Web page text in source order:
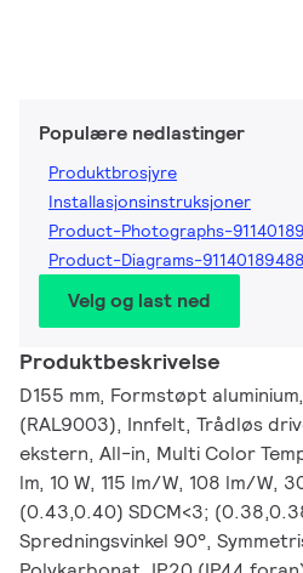
Populære nedlastinger
Produktbrosjyre
Installasjonsinstruksjoner
Product-Photographs-
Product-Diagrams-
Velg og last ned
Produktbeskrivelse
D155 mm, Formstøpt
(RAL9003), Innfelt, Trådløs
ekstern, All-in, Multi Color
lm, 10 W, 115 lm/W, 108 lm/W,
(0.43,0.40) SDCM<3;
Spredningsvinkel 90°,